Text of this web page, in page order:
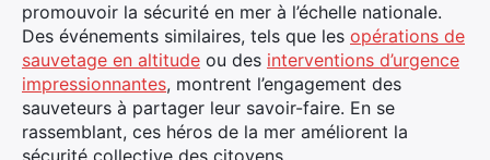
promouvoir la sécurité en mer à l’échelle nationale.
Des événements similaires, tels que les opérations de
sauvetage en altitude ou des interventions d’urgence
impressionnantes, montrent l’engagement des
sauveteurs à partager leur savoir-faire. En se
rassemblant, ces héros de la mer améliorent la
sécurité collective des citoyens.